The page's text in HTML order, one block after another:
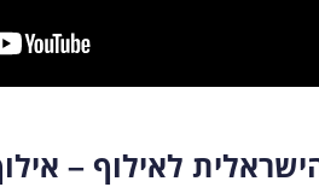
לאילוף –